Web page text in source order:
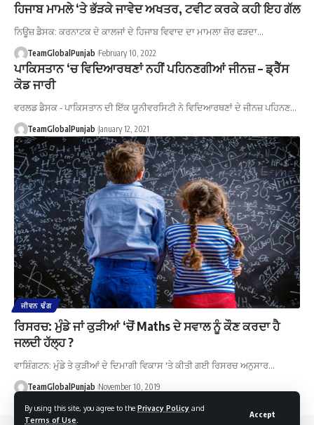
By using this site, you agree to the Privacy Policy and
Terms of Use
Accept
ਹਿਜਾਬ ਮਾਮਲੇ ‘ਤੇ ਭੱੜਕੇ ਜਾਵੇਦ ਅਖਤਰ, ਟਵੀਟ ਕਰਕੇ ਕਹੀ ਇਹ ਗੱਲ
ਨਿਊਜ਼ ਡੈਸਕ: ਕਰਨਾਟਕ ਦੇ ਕਾਲਜਾਂ ਦੇ ਹਿਜਾਬ ਵਿਵਾਦ ਦਾ ਮਾਮਲਾ ਜ਼ੋਰ ਫੜਦਾ…
TeamGlobalPunjab February 10, 2022
ਪਾਕਿਸਤਾਨ ‘ਚ ਵਿਦਿਆਰਥਣਾਂ ਨਹੀਂ ਪਹਿਨਣਗੀਆਂ ਜੀਨਜ਼ – ਡ੍ਰੈੱਸ
ਕੋਡ ਜਾਰੀ
ਵਰਲਡ ਡੈਸਕ - ਪਾਕਿਸਤਾਨ ਦੀ ਇੱਕ ਯੂਨੀਵਰਸਿਟੀ ਨੇ ਵਿਦਿਆਰਥਣਾਂ ਦੇ ਜੀਨਜ਼ ਪਹਿਨਣ…
TeamGlobalPunjab January 12, 2021
ਜੀਵਨ ਢੰਗ
ਰਿਸਰਚ: ਮੁੰਡੇ ਜਾਂ ਕੁੜੀਆਂ ‘ਚੋਂ Maths ਦੇ ਸਵਾਲ ਨੂੰ ਕੌਣ ਕਰਦਾ ਹੈ
ਜਲਦੀ ਹੱਲ੍ਹ ?
ਵਾਸ਼ਿੰਗਟਨ: ਮੁੰਡੇ ਤੇ ਕੁੜੀਆਂ ਦੇ ਦਿਮਾਗੀ ਵਿਕਾਸ 'ਤੇ ਕੀਤੀ ਗਈ ਰਿਸਰਚ ਅਨੁਸਾਰ…
TeamGlobalPunjab November 10, 2019